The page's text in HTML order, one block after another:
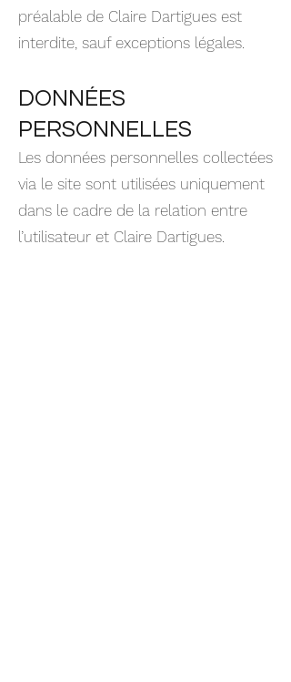
préalable de Claire Dartigues est
interdite, sauf exceptions légales.
DONNÉES
PERSONNELLES
Les données personnelles collectées
via le site sont utilisées uniquement
dans le cadre de la relation entre
l’utilisateur et Claire Dartigues.